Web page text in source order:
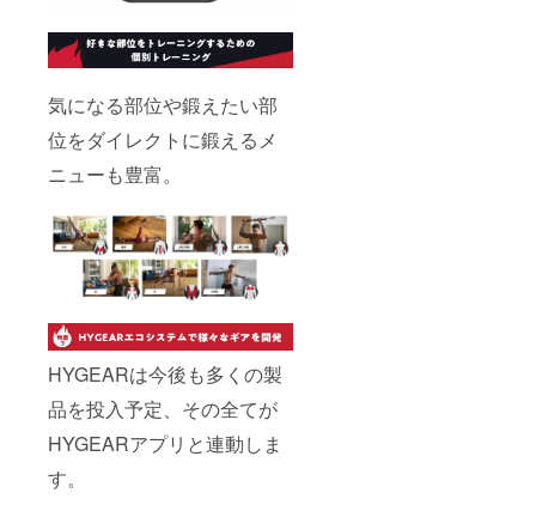
気になる部位や鍛えたい部
位をダイレクトに鍛えるメ
ニューも豊富。
HYGEARは今後も多くの製
品を投入予定、その全てが
HYGEARアプリと連動しま
す。